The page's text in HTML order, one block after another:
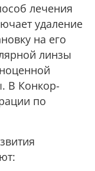
лечения
удаление
на его
линзы
В Конкор-
по